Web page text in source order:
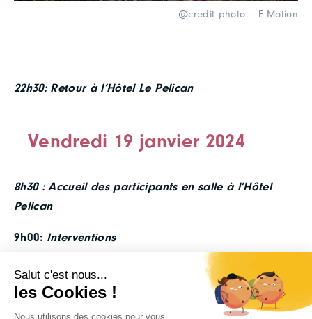
@credit photo – E-Motion
22h30: Retour à l’Hôtel Le Pelican
Vendredi 19 janvier 2024
8h30 : Accueil des participants en salle à l’Hôtel
Pelican
9h00: Interventions
–
E-commerce en pleine croissance,
optimisation/mutualisation des livraisons en centre
ville, hub et aménagement spécifique, avec